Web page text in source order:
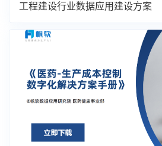
工程建设行业数据应用建设方案